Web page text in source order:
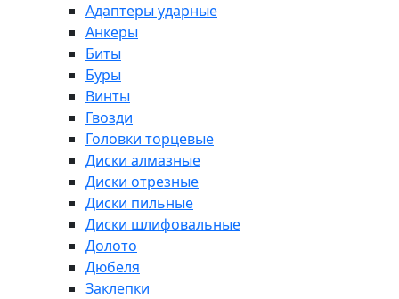
Адаптеры ударные
Анкеры
Биты
Буры
Винты
Гвозди
Головки торцевые
Диски алмазные
Диски отрезные
Диски пильные
Диски шлифовальные
Долото
Дюбеля
Заклепки